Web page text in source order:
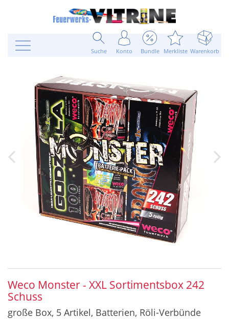
Suche Konto Bundle Merkliste Warenkorb
Weco Monster - XXL Sortimentsbox 242
Schuss
große Box, 5 Artikel, Batterien, Röli-Verbünde